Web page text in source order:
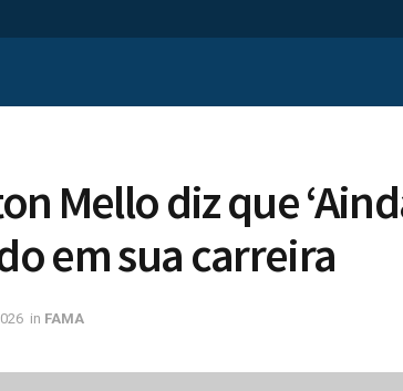
Mello diz que
em sua carreira
in FAMA